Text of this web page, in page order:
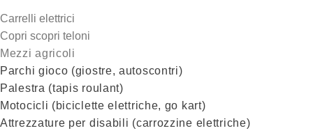
Carrelli elettrici
Copri scopri teloni
Mezzi agricoli
Parchi gioco (giostre, autoscontri)
Palestra (tapis roulant)
Motocicli (biciclette elettriche, go kart)
Attrezzature per disabili (carrozzine elettriche)